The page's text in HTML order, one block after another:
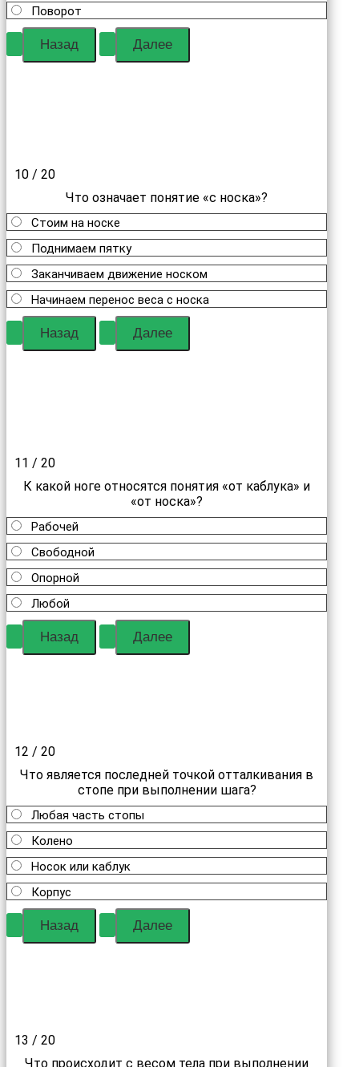
Поворот
10 / 20
Что означает понятие «с носка»?
Стоим на носке
Поднимаем пятку
Заканчиваем движение носком
Начинаем перенос веса с носка
11 / 20
К какой ноге относятся понятия «от каблука» и
«от носка»?
Рабочей
Свободной
Опорной
Любой
12 / 20
Что является последней точкой отталкивания в
стопе при выполнении шага?
Любая часть стопы
Колено
Носок или каблук
Корпус
13 / 20
Что происходит с весом тела при выполнении